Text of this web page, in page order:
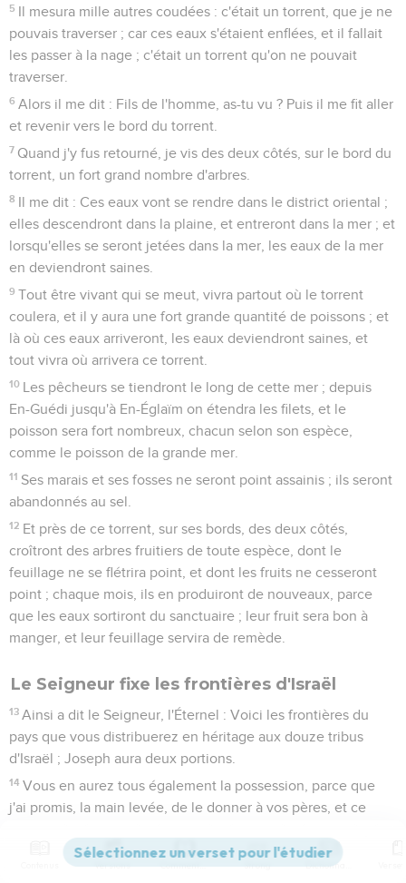
5 Il mesura mille autres coudées : c'était un torrent, que je ne
pouvais traverser ; car ces eaux s'étaient enflées, et il fallait
les passer à la nage ; c'était un torrent qu'on ne pouvait
traverser.
6 Alors il me dit : Fils de l'homme, as-tu vu ? Puis il me fit aller
et revenir vers le bord du torrent.
7 Quand j'y fus retourné, je vis des deux côtés, sur le bord du
torrent, un fort grand nombre d'arbres.
8 Il me dit : Ces eaux vont se rendre dans le district oriental ;
elles descendront dans la plaine, et entreront dans la mer ; et
lorsqu'elles se seront jetées dans la mer, les eaux de la mer
en deviendront saines.
9 Tout être vivant qui se meut, vivra partout où le torrent
coulera, et il y aura une fort grande quantité de poissons ; et
là où ces eaux arriveront, les eaux deviendront saines, et
tout vivra où arrivera ce torrent.
10 Les pêcheurs se tiendront le long de cette mer ; depuis
En-Guédi jusqu'à En-Églaïm on étendra les filets, et le
poisson sera fort nombreux, chacun selon son espèce,
comme le poisson de la grande mer.
11 Ses marais et ses fosses ne seront point assainis ; ils seront
abandonnés au sel.
12 Et près de ce torrent, sur ses bords, des deux côtés,
croîtront des arbres fruitiers de toute espèce, dont le
feuillage ne se flétrira point, et dont les fruits ne cesseront
point ; chaque mois, ils en produiront de nouveaux, parce
que les eaux sortiront du sanctuaire ; leur fruit sera bon à
manger, et leur feuillage servira de remède.
Le Seigneur fixe les frontières d'Israël
13 Ainsi a dit le Seigneur, l'Éternel : Voici les frontières du
pays que vous distribuerez en héritage aux douze tribus
d'Israël ; Joseph aura deux portions.
14 Vous en aurez tous également la possession, parce que
j'ai promis, la main levée, de le donner à vos pères, et ce
Voici la frontière du pays du côté du Nord : depuis la
Versions Commentaires Strong